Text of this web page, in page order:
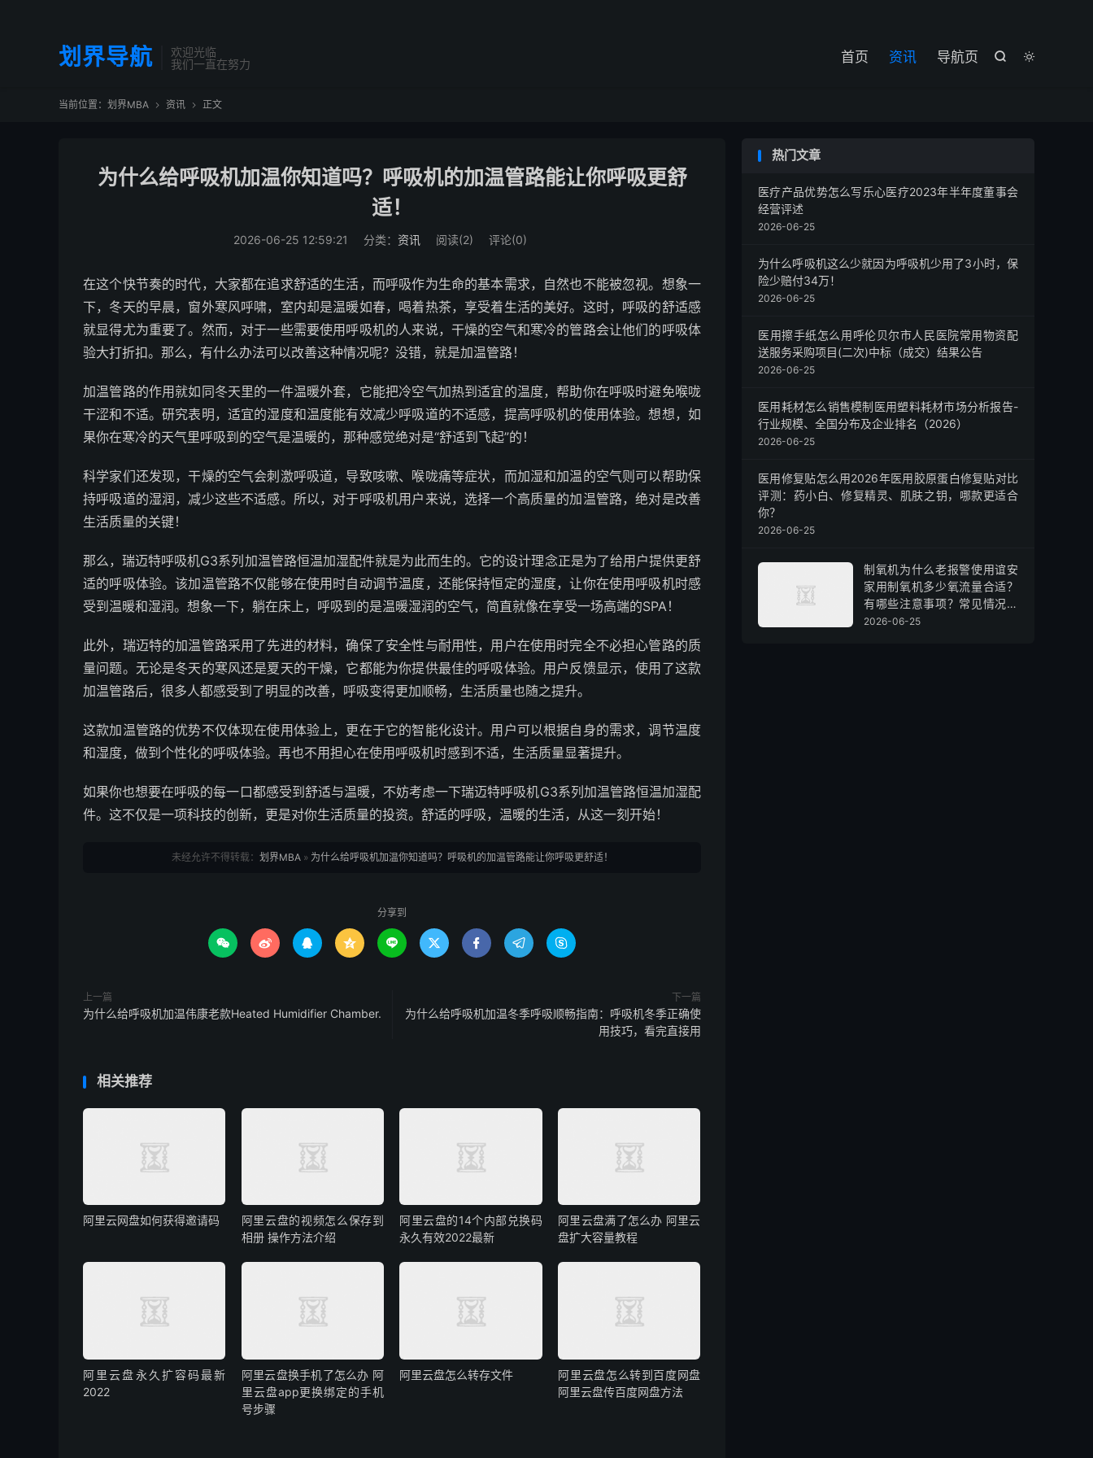
划界导航
欢迎光临
我们一直在努力


首页 资讯 导航页
当前位置： 划界MBA  资讯  正文
为什么给呼吸机加温你知道吗？呼吸机的加温管路能让你呼吸更舒
适！
2026-06-25 12:59:21 分类： 资讯 阅读(2) 评论(0)
在这个快节奏的时代，大家都在追求舒适的生活，而呼吸作为生命的基本需求，自然也不能被忽视。想象一
下，冬天的早晨，窗外寒风呼啸，室内却是温暖如春，喝着热茶，享受着生活的美好。这时，呼吸的舒适感
就显得尤为重要了。然而，对于一些需要使用呼吸机的人来说，干燥的空气和寒冷的管路会让他们的呼吸体
验大打折扣。那么，有什么办法可以改善这种情况呢？没错，就是加温管路！
加温管路的作用就如同冬天里的一件温暖外套，它能把冷空气加热到适宜的温度，帮助你在呼吸时避免喉咙
干涩和不适。研究表明，适宜的湿度和温度能有效减少呼吸道的不适感，提高呼吸机的使用体验。想想，如
果你在寒冷的天气里呼吸到的空气是温暖的，那种感觉绝对是“舒适到飞起”的！
科学家们还发现，干燥的空气会刺激呼吸道，导致咳嗽、喉咙痛等症状，而加湿和加温的空气则可以帮助保
持呼吸道的湿润，减少这些不适感。所以，对于呼吸机用户来说，选择一个高质量的加温管路，绝对是改善
生活质量的关键！
那么，瑞迈特呼吸机G3系列加温管路恒温加湿配件就是为此而生的。它的设计理念正是为了给用户提供更舒
适的呼吸体验。该加温管路不仅能够在使用时自动调节温度，还能保持恒定的湿度，让你在使用呼吸机时感
受到温暖和湿润。想象一下，躺在床上，呼吸到的是温暖湿润的空气，简直就像在享受一场高端的SPA！
此外，瑞迈特的加温管路采用了先进的材料，确保了安全性与耐用性，用户在使用时完全不必担心管路的质
量问题。无论是冬天的寒风还是夏天的干燥，它都能为你提供最佳的呼吸体验。用户反馈显示，使用了这款
加温管路后，很多人都感受到了明显的改善，呼吸变得更加顺畅，生活质量也随之提升。
这款加温管路的优势不仅体现在使用体验上，更在于它的智能化设计。用户可以根据自身的需求，调节温度
和湿度，做到个性化的呼吸体验。再也不用担心在使用呼吸机时感到不适，生活质量显著提升。
如果你也想要在呼吸的每一口都感受到舒适与温暖，不妨考虑一下瑞迈特呼吸机G3系列加温管路恒温加湿配
件。这不仅是一项科技的创新，更是对你生活质量的投资。舒适的呼吸，温暖的生活，从这一刻开始！
未经允许不得转载： 划界MBA» 为什么给呼吸机加温你知道吗？呼吸机的加温管路能让你呼吸更舒适！
分享到
        
上一篇
为什么给呼吸机加温伟康老款Heated Humidifier Chamber.
下一篇
为什么给呼吸机加温冬季呼吸顺畅指南：呼吸机冬季正确使
用技巧，看完直接用
相关推荐
阿里云网盘如何获得邀请码
阿里云盘的视频怎么保存到
相册 操作方法介绍
阿里云盘的14个内部兑换码
永久有效2022最新
阿里云盘满了怎么办 阿里云
盘扩大容量教程
阿里云盘永久扩容码最新
2022
阿里云盘换手机了怎么办 阿
里云盘app更换绑定的手机
号步骤
阿里云盘怎么转存文件
阿里云盘怎么转到百度网盘
阿里云盘传百度网盘方法
热门文章
医疗产品优势怎么写乐心医疗2023年半年度董事会
经营评述
2026-06-25
为什么呼吸机这么少就因为呼吸机少用了3小时，保
险少赔付34万！
2026-06-25
医用擦手纸怎么用呼伦贝尔市人民医院常用物资配
送服务采购项目(二次)中标（成交）结果公告
2026-06-25
医用耗材怎么销售模制医用塑料耗材市场分析报告-
行业规模、全国分布及企业排名（2026）
2026-06-25
医用修复贴怎么用2026年医用胶原蛋白修复贴对比
评测：药小白、修复精灵、肌肤之钥，哪款更适合
你？
2026-06-25
制氧机为什么老报警使用谊安
家用制氧机多少氧流量合适？
有哪些注意事项？常见情况操
作指南
2026-06-25